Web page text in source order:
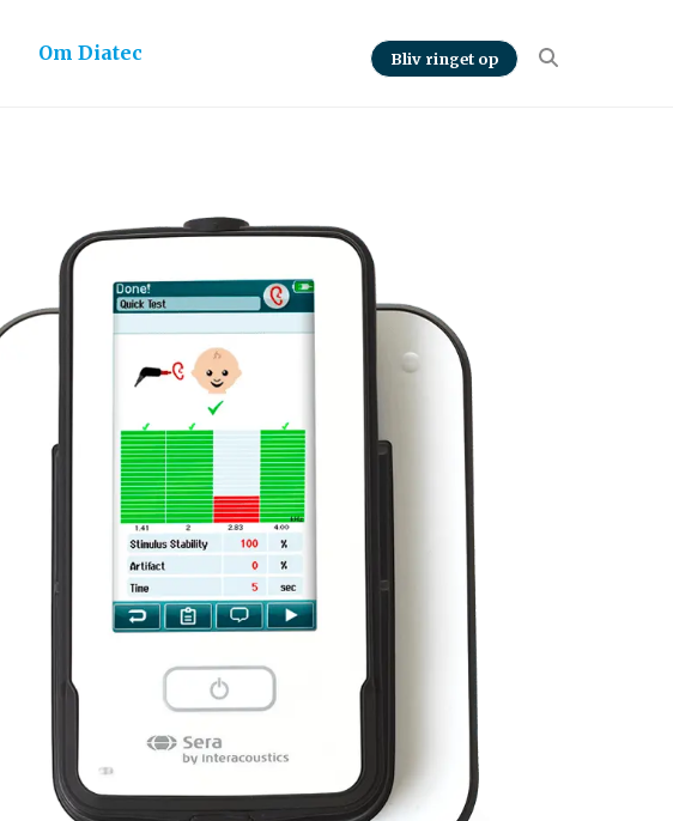
Om Diatec Bliv ringet op